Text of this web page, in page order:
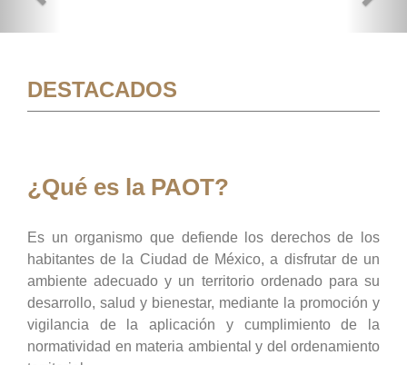
DESTACADOS
¿Qué es la PAOT?
Es un organismo que defiende los derechos de los
habitantes de la Ciudad de México, a disfrutar de un
ambiente adecuado y un territorio ordenado para su
desarrollo, salud y bienestar, mediante la promoción y
vigilancia de la aplicación y cumplimiento de la
normatividad en materia ambiental y del ordenamiento